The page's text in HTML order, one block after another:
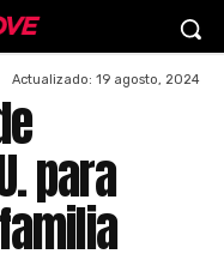
Actualizado: 19 agosto, 2024
para